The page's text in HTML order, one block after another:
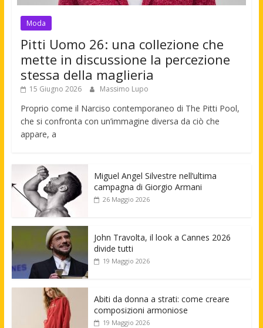
Moda
Pitti Uomo 26: una collezione che
mette in discussione la percezione
stessa della maglieria
15 Giugno 2026 Massimo Lupo
Proprio come il Narciso contemporaneo di The Pitti Pool,
che si confronta con un’immagine diversa da ciò che
appare, a
Miguel Angel Silvestre nell’ultima
campagna di Giorgio Armani
26 Maggio 2026
John Travolta, il look a Cannes 2026
divide tutti
19 Maggio 2026
Abiti da donna a strati: come creare
composizioni armoniose
19 Maggio 2026